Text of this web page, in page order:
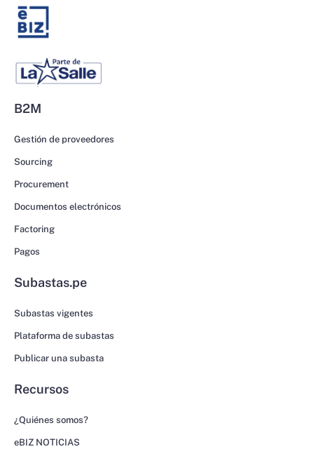
B2M
Gestión de proveedores
Sourcing
Procurement
Documentos electrónicos
Factoring
Pagos
Subastas.pe
Subastas vigentes
Plataforma de subastas
Publicar una subasta
Recursos
¿Quiénes somos?
eBIZ NOTICIAS